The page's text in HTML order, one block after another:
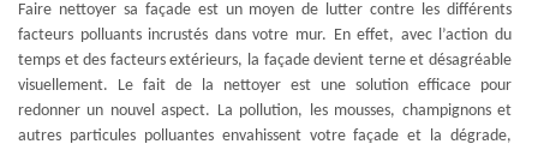
Faire nettoyer sa façade est un moyen de lutter contre les différents
facteurs polluants incrustés dans votre mur. En effet, avec l’action du
temps et des facteurs extérieurs, la façade devient terne et désagréable
visuellement. Le fait de la nettoyer est une solution efficace pour
redonner un nouvel aspect. La pollution, les mousses, champignons et
autres particules polluantes envahissent votre façade et la dégrade,